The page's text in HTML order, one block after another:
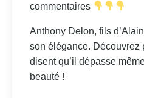
commentaires
Anthony Delon, fils
son élégance. Découvrez
disent qu’il dépasse
beauté !